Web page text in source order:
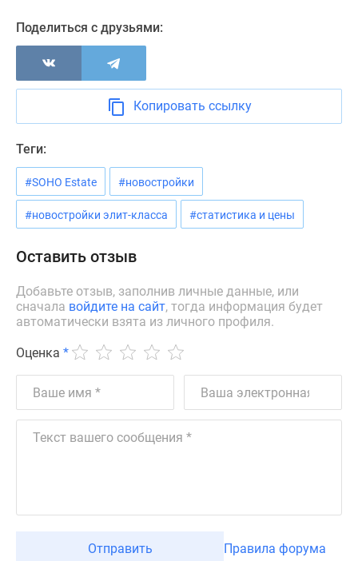
Эксперты
авторы
Контакты
Реклама
сайте
Дзен
места
#траншевая
ипотека
ИТ-
ипотека
Квартиры
скидками
Субсидированная
Поделиться с друзьями:
Копировать ссылку
Теги:
#SOHO Estate #новостройки
#новостройки элит-класса #статистика и цены
Оставить отзыв
Добавьте отзыв, заполнив личные данные, или
сначала войдите на сайт, тогда информация будет
автоматически взята из личного профиля.
Оценка *
Отправить Правила форума